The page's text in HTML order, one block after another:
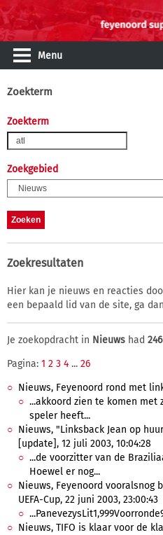
Menu
Zoekterm
Zoekterm
Zoekgebied
Zoekresultaten
Hier kan je nieuws en reacties
een bepaald lid van de site, ga
Je zoekopdracht in Nieuws had 246
Pagina: 1 2 3 4 ... 26
Nieuws, Feyenoord rond met
...akkoord zien te komen met
speler heeft...
Nieuws, "Linksback Jean op
[update], 12 juli 2003, 10:04:28
...de voorzitter van de
Hoewel er nog...
Nieuws, Feyenoord vooralsnog
UEFA-Cup, 22 juni 2003, 23:00:43
Nieuws, TIFO is klaar voor de